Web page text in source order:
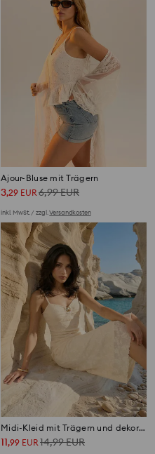
Ajour-Bluse mit Trägern
3,29 EUR 6,99EUR
inkl. MwSt. / zzgl.Versandkosten
Midi-Kleid mit Trägern und dekorativem Ausschnitt
11,99 EUR14,99EUR